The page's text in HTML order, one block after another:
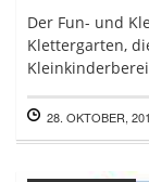
Der Fun- und
Klettergarten,
28. OKTOBER,